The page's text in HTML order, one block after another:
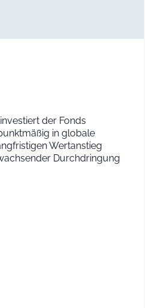
der Fonds
in globale
Wertanstieg
Durchdringung